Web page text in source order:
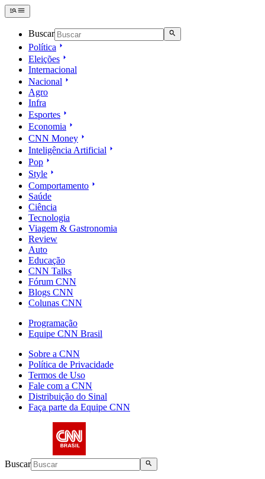
Buscar
Política
Eleições
Internacional
Nacional
Agro
Infra
Esportes
Economia
CNN Money
Inteligência Artificial
Pop
Style
Comportamento
Saúde
Ciência
Tecnologia
Viagem & Gastronomia
Review
Auto
Educação
CNN Talks
Fórum CNN
Blogs CNN
Colunas CNN
Programação
Equipe CNN Brasil
Sobre a CNN
Política de Privacidade
Termos de Uso
Fale com a CNN
Distribuição do Sinal
Faça parte da Equipe CNN
Buscar